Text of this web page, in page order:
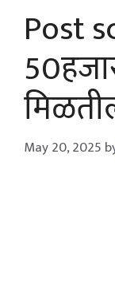
Post
May 20, 2025